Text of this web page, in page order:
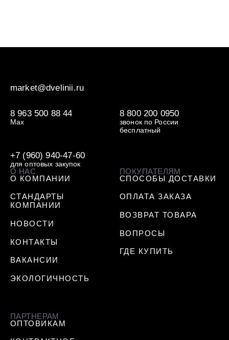
market@dvelinii.ru
8 800 200 0950
звонок по России
бесплатный
8 963 500 88 44
Max
+7 (960) 940-47-60
для оптовых закупок
О НАС
О КОМПАНИИ
СТАНДАРТЫ
КОМПАНИИ
НОВОСТИ
КОНТАКТЫ
ВАКАНСИИ
ЭКОЛОГИЧНОСТЬ
ПОКУПАТЕЛЯМ
СПОСОБЫ ДОСТАВКИ
ОПЛАТА ЗАКАЗА
ВОЗВРАТ ТОВАРА
ВОПРОСЫ
ГДЕ КУПИТЬ
ПАРТНЕРАМ
ОПТОВИКАМ